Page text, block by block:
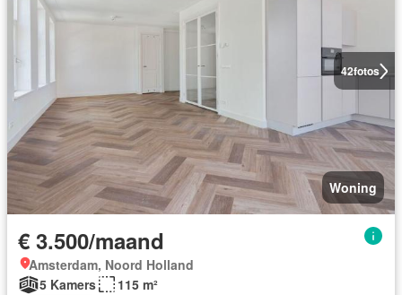
42fotos
Woning
€ 3.500/maand
Amsterdam, Noord Holland
5 Kamers
115 m²